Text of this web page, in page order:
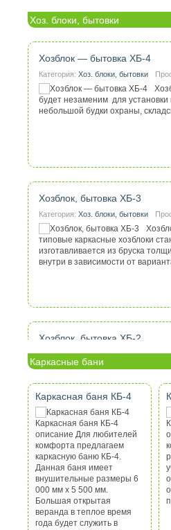
Деревянные заборы с
Деревянные
Прожилины (лаги)
между досками
столба 1000мм
столбами 2500мм Данный вид
Заборы из
Высота
500мм
40х40мм Размер
Профлист — С8 Место
Заборы из
комплектация:
столбов 700мм
С20 Заборы из профлиста
Сплошные деревянные
Категория: Заборы для дома и дачи
Сплошные
разряда
пропускают
приусадебном
популярность
Хоз. блоки, бытовки
Хозблок — бытовка ХБ-4
Категория: Хоз. блоки, бытовки
будет незаменим для
небольшой будки охраны,
Хозблок, бытовка ХБ-3
Категория: Хоз. блоки, бытовки
типовые каркасные хозблоки
изготавливается из бруска
внутри в зависимости от
Хозблок, бытовка ХБ-2
Категория:Хоз. блоки, бытовки
незаменимым как дачный домик
статью >>
Хозблок, бытовка ХБ-1
Категория: Хоз. блоки, бытовки
административные,
Каркасные бани
Каркасная баня КБ-4
Каркасная баня КБ-4
описание Для любителей
комфорта предлагаем
каркасную баню КБ-4.
Данная баня имеет
внушительные размеры 6
000 мм х 5 500 мм.
Большая открытая
веранда в теплое время
года будет служить в